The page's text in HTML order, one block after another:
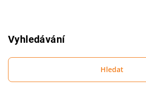
Vyhledávání
Hledat